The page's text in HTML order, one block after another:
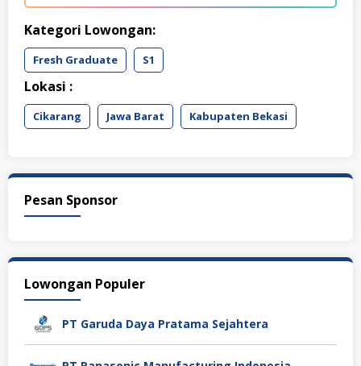
Kategori Lowongan:
Fresh Graduate S1
Lokasi :
Cikarang Jawa Barat Kabupaten Bekasi
Pesan Sponsor
Lowongan Populer
PT Garuda Daya Pratama Sejahtera